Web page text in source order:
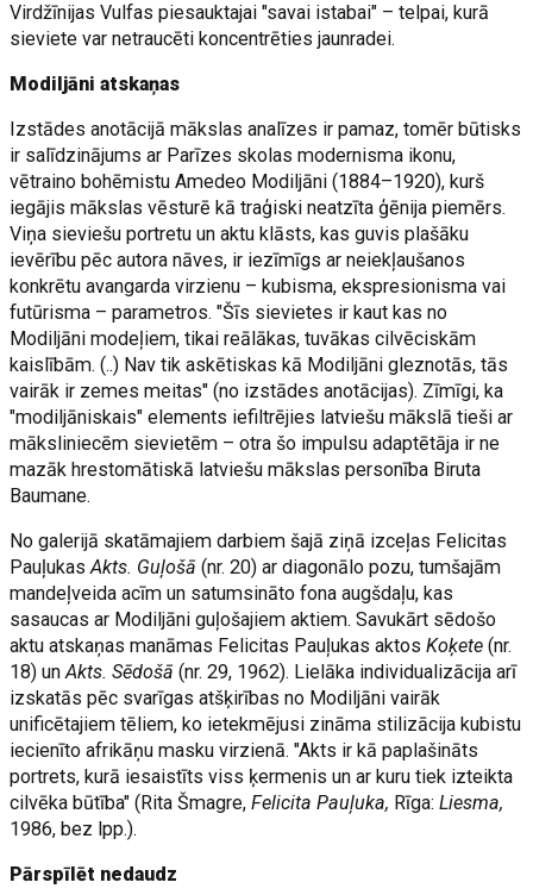
Virdžīnijas Vulfas piesauktajai "savai istabai" – telpai, kurā
sieviete var netraucēti koncentrēties jaunradei.
Modiljāni atskaņas
Izstādes anotācijā mākslas analīzes ir pamaz, tomēr būtisks
ir salīdzinājums ar Parīzes skolas modernisma ikonu,
vētraino bohēmistu Amedeo Modiljāni (1884–1920), kurš
iegājis mākslas vēsturē kā traģiski neatzīta ģēnija piemērs.
Viņa sieviešu portretu un aktu klāsts, kas guvis plašāku
ievērību pēc autora nāves, ir iezīmīgs ar neiekļaušanos
konkrētu avangarda virzienu – kubisma, ekspresionisma vai
futūrisma – parametros. "Šīs sievietes ir kaut kas no
Modiljāni modeļiem, tikai reālākas, tuvākas cilvēciskām
kaislībām. (..) Nav tik askētiskas kā Modiljāni gleznotās, tās
vairāk ir zemes meitas" (no izstādes anotācijas). Zīmīgi, ka
"modiljāniskais" elements iefiltrējies latviešu mākslā tieši ar
māksliniecēm sievietēm – otra šo impulsu adaptētāja ir ne
mazāk hrestomātiskā latviešu mākslas personība Biruta
Baumane.
No galerijā skatāmajiem darbiem šajā ziņā izceļas Felicitas
Pauļukas Akts. Guļošā (nr. 20) ar diagonālo pozu, tumšajām
mandeļveida acīm un satumsināto fona augšdaļu, kas
sasaucas ar Modiljāni guļošajiem aktiem. Savukārt sēdošo
aktu atskaņas manāmas Felicitas Pauļukas aktosKoķete (nr.
18) unAkts. Sēdošā (nr. 29, 1962). Lielāka individualizācija arī
izskatās pēc svarīgas atšķirības no Modiljāni vairāk
unificētajiem tēliem, ko ietekmējusi zināma stilizācija kubistu
iecienīto afrikāņu masku virzienā. "Akts ir kā paplašināts
portrets, kurā iesaistīts viss ķermenis un ar kuru tiek izteikta
cilvēka būtība" (Rita Šmagre,Felicita Pauļuka, Rīga: Liesma,
1986, bez lpp.).
Pārspīlēt nedaudz